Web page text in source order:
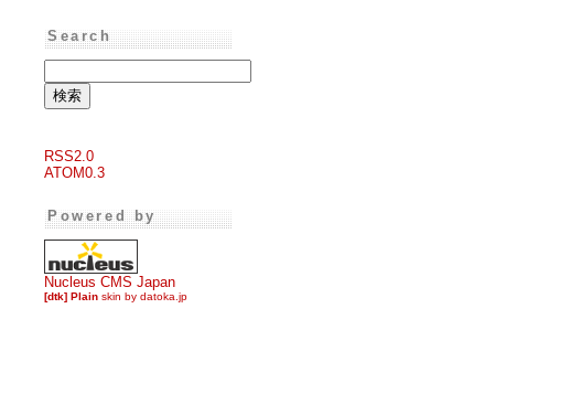
Search
RSS2.0
ATOM0.3
Powered by
Nucleus CMS Japan
[dtk] Plain skin by datoka.jp